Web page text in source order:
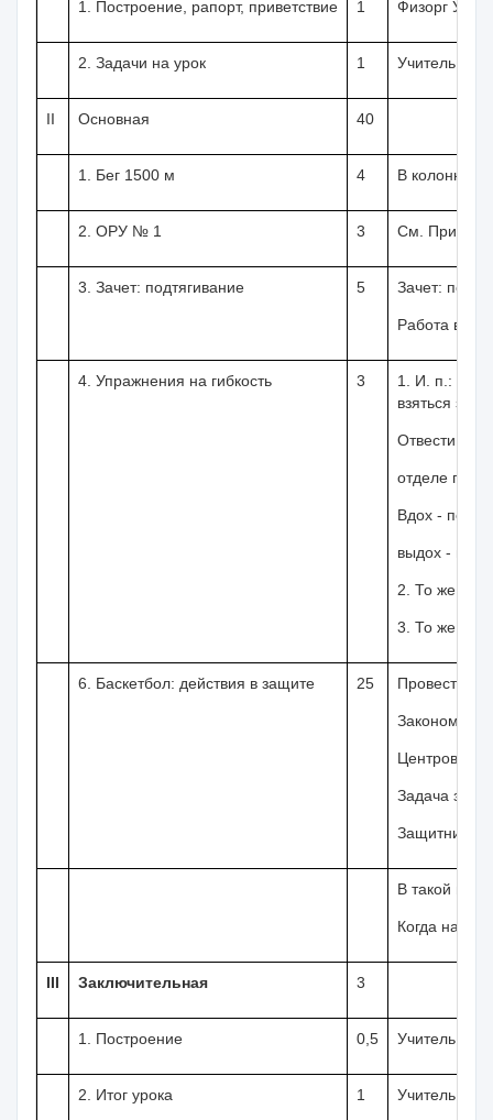
1. Построение, рапорт, привет­ствие 1 Физорг
2. Задачи на урок 1 Учитель
II Основная 40
1. Бег 1500 м 4 В колонну
2. ОРУ № 1 3 См.
3. Зачет: подтя­гивание 5 Зачет:
Работа в
4. Упражнения на гибкость 3 1. И. п.: вис,
взяться за
Отвести
отделе
Вдох -
выдох - при
2 То же, но
3. То же, но
6. Баскетбол: действия в за­щите 25 Провести
Центровые
Задача
Защитник,
В такой
Когда
III Заключительная 3
1. Построение 0,5 Учитель
2. Итог урока 1 Учитель